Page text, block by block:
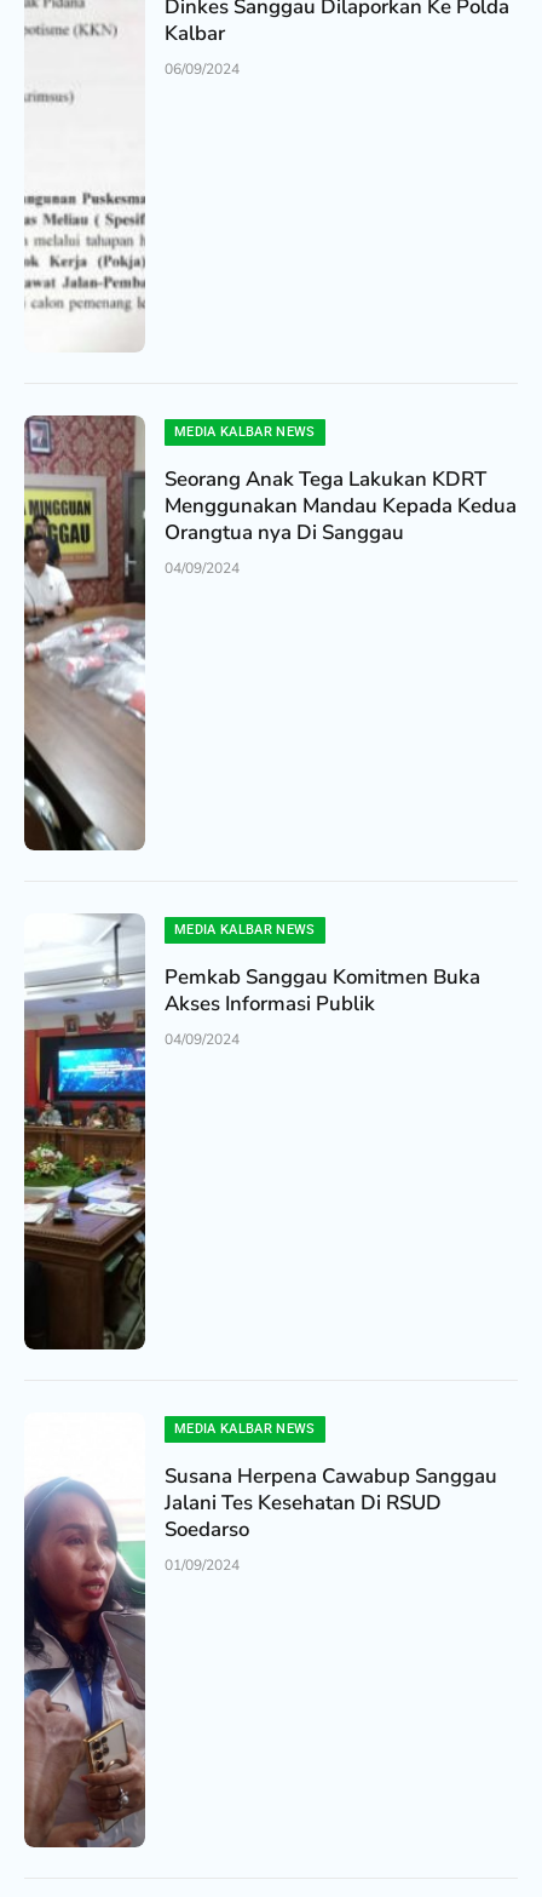
Dinkes Sanggau Dilaporkan Ke Polda
Kalbar
06/09/2024
MEDIA KALBAR NEWS
Seorang Anak Tega Lakukan KDRT
Menggunakan Mandau Kepada Kedua
Orangtua nya Di Sanggau
04/09/2024
MEDIA KALBAR NEWS
Pemkab Sanggau Komitmen Buka
Akses Informasi Publik
04/09/2024
MEDIA KALBAR NEWS
Susana Herpena Cawabup Sanggau
Jalani Tes Kesehatan Di RSUD
Soedarso
01/09/2024